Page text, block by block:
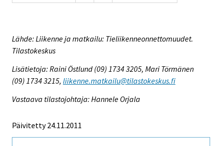
Lähde: Liikenne ja matkailu: Tieliikenneonnettomuudet.
Tilastokeskus
Lisätietoja: Raini Östlund (09) 1734 3205, Mari Törmänen
(09) 1734 3215, liikenne.matkailu@tilastokeskus.fi
Vastaava tilastojohtaja: Hannele Orjala
Päivitetty 24.11.2011